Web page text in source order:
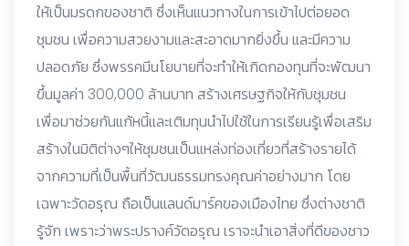
ให้เป็นมรดกของชาติ ซึ่งเห็นแนวทางในการเข้าไปต่อยอด
ชุมชน เพื่อความสวยงามและสะอาดมากยิ่งขึ้น และมีความ
ปลอดภัย ซึ่งพรรคมีนโยบายที่จะทำให้เกิดกองทุนที่จะพัฒนา
ขึ้นมูลค่า 300,000 ล้านบาท สร้างเศรษฐกิจให้กับชุมชน
เพื่อมาช่วยกันแก้หนี้และเติมทุนนำไปใช้ในการเรียนรู้เพื่อเสริม
สร้างในมิติต่างๆให้ชุมชนเป็นแหล่งท่องเที่ยวที่สร้างรายได้
จากความที่เป็นพื้นที่วัฒนธรรมทรงคุณค่าอย่างมาก โดย
เฉพาะวัดอรุณ ถือเป็นแลนด์มาร์คของเมืองไทย ซึ่งต่างชาติ
รู้จัก เพราะว่าพระปรางค์วัดอรุณ เราจะนำเอาสิ่งที่ดีของชาว